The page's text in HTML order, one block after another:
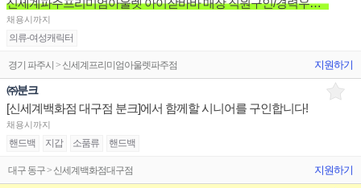
신세계파주프리미엄아울렛 아이잗바바 매장 직원구인/경력우대/분위기좋은매장/장기근무환영
채용시까지
의류-여성캐릭터
경기 파주시 > 신세계프리미엄아울렛파주점 지원하기
㈜분크
[신세계백화점 대구점 분크]에서 함께할 시니어를 구인합니다!
채용시까지
핸드백 지갑 소품류 핸드백
대구 동구 > 신세계백화점대구점 지원하기